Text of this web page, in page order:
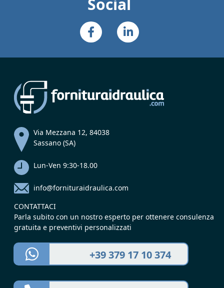
Social
Via Mezzana 12, 84038
Sassano (SA)
Lun-Ven 9:30-18.00
info@fornituraidraulica.com
CONTATTACI
Parla subito con un nostro esperto per ottenere consulenza
gratuita e preventivi personalizzati
+39 379 17 10 374